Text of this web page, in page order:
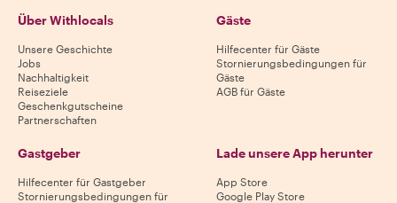
Über Withlocals
Unsere Geschichte
Jobs
Nachhaltigkeit
Reiseziele
Geschenkgutscheine
Partnerschaften
Gäste
Hilfecenter für Gäste
Stornierungsbedingungen für
Gäste
AGB für Gäste
Gastgeber
Hilfecenter für Gastgeber
Stornierungsbedingungen für
Lade unsere App herunter
App Store
Google Play Store